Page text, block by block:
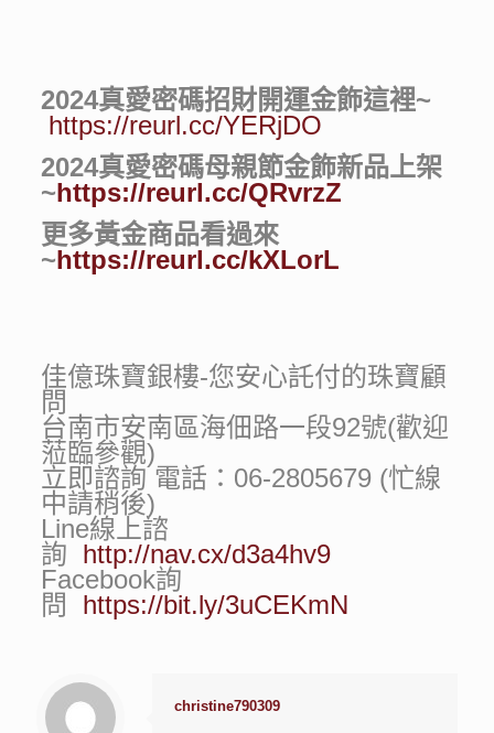
2024真愛密碼招財開運金飾這裡~
https://reurl.cc/YERjDO
2024真愛密碼母親節金飾新品上架
~https://reurl.cc/QRvrzZ
更多黃金商品看過來
~https://reurl.cc/kXLorL
佳億珠寶銀樓-您安心託付的珠寶顧
問
台南市安南區海佃路一段92號(歡迎
蒞臨參觀)
立即諮詢 電話：06-2805679 (忙線
中請稍後)
Line線上諮
詢 http://nav.cx/d3a4hv9
Facebook詢
問 https://bit.ly/3uCEKmN
christine790309